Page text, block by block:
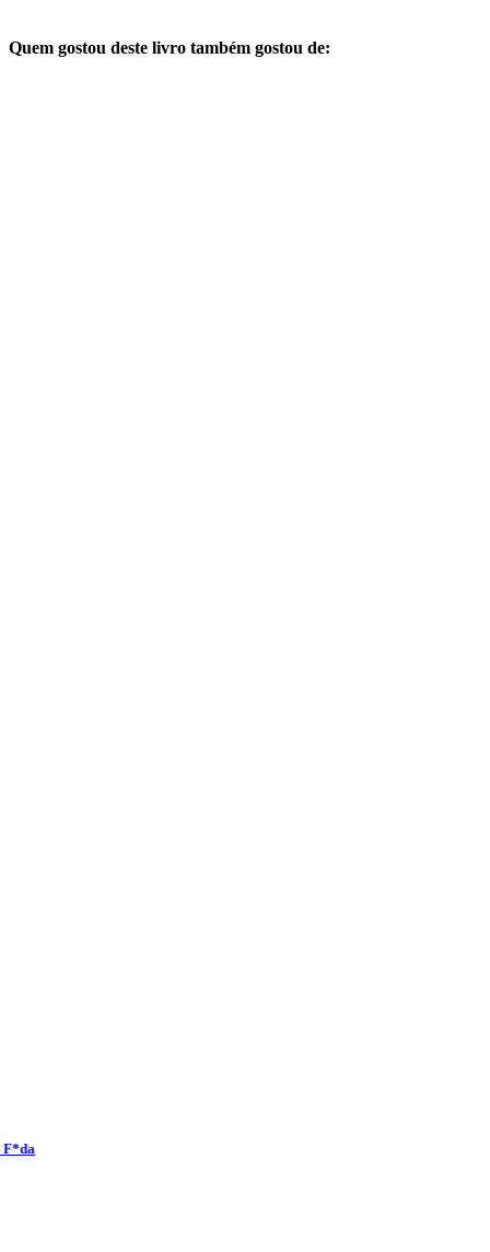
Quem gostou deste livro também gostou de: